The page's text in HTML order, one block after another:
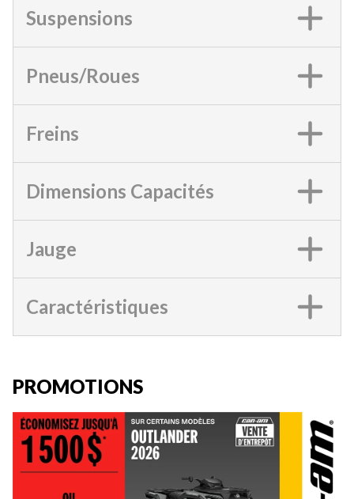
Suspensions
Pneus/Roues
Freins
Dimensions Capacités
Jauge
Caractéristiques
PROMOTIONS